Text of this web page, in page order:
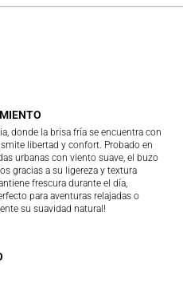
donde la brisa fría se encuentra con
libertad y confort. Probado en
urbanas con viento suave, el buzo
gracias a su ligereza y textura
frescura durante el día,
para aventuras relajadas o
su suavidad natural!